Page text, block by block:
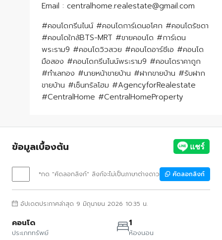
​​​​​​​Email : centralhome.realestate@gmail.com
#คอนโดกรีนไนน์ #คอนโดการ์เดนอโศก #คอนโดรัชดา
#คอนโดใกล้BTS-MRT #ขายคอนโด #การ์เดน
พระราม9 #คอนโดวิวสวย #คอนโดอาร์ซีเอ #คอนโด
มือสอง #คอนโดกรีนไนน์พระราม9 #คอนโดราคาถูก
#ทำเลทอง #นายหน้าขายบ้าน #ฝากขายบ้าน #รับฝาก
ขายบ้าน #เซ็นทรัลโฮม #AgencyforRealestate
#CentralHome #CentralHomeProperty
ข้อมูลเบื้องต้น
*กด "คัดลอกลิงก์" ลิงก์จะไม่เป็นภาษาต่างดาว คัดลอกลิงก์
อัปเดตประกาศล่าสุด 9 มิถุนายน 2026 10:35 น.
คอนโด
ประเภททรัพย์
1
ห้องนอน